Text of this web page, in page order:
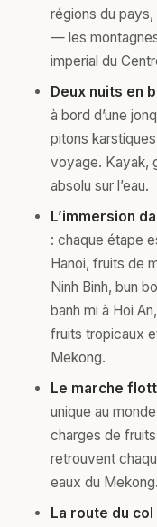
régions du
— les
imperial du
Deux nuits en
à bord d’une
pitons
voyage. Kayak,
absolu sur l’eau.
L’immersion
: chaque étape
Hanoi, fruits de
Ninh Binh, bun
banh mi à Hoi
fruits tropicaux
Mekong.
Le marche
unique au
charges de
retrouvent
eaux du Mekong.
La route du